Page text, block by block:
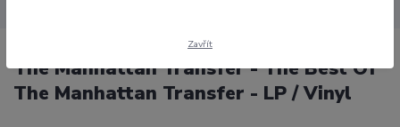
The Manhattan Transfer - The Best Of
The Manhattan Transfer - LP / Vinyl
Zavřít